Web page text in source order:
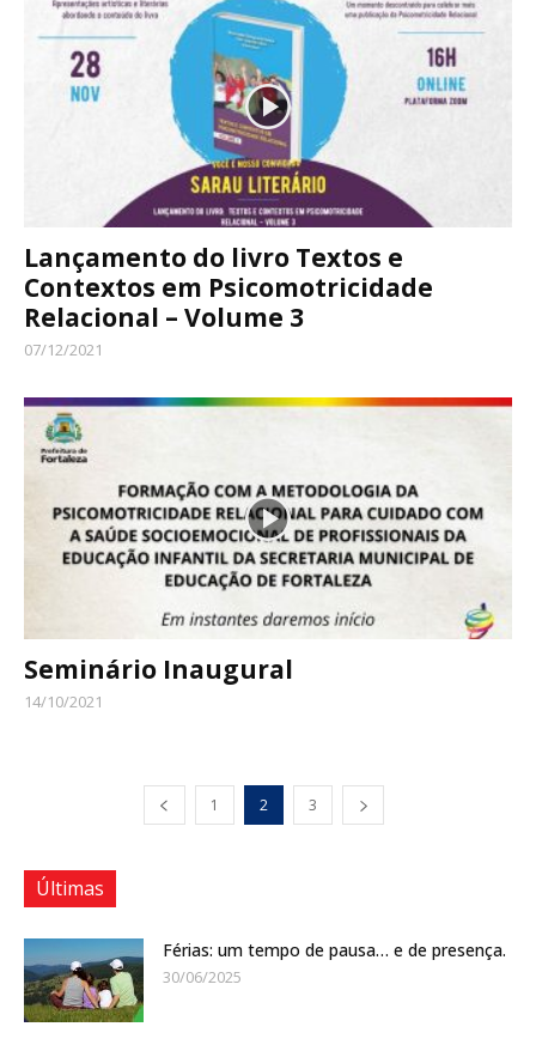
Lançamento do livro Textos e
Contextos em Psicomotricidade
Relacional – Volume 3
07/12/2021
Seminário Inaugural
14/10/2021
1 2 3
Últimas
Férias: um tempo de pausa… e de presença.
30/06/2025